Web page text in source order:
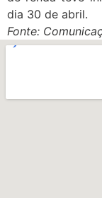
dia 30 de abril.
Fonte: